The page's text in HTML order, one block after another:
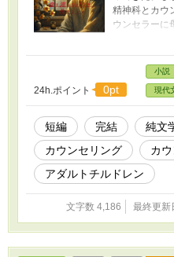
精神科とカウ
ウンセラーに
と気付かさ
24h.ポイント 0pt
小説
現代
短編 完結 純文
カウンセリング
カ
アダルトチルドレン
文字数 4,186 最終更新